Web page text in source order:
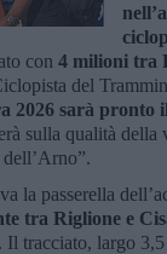
con 4 milioni tra
del
2026 sarà pronto
sulla qualità
la passerella
tra Riglione e
tracciato, largo